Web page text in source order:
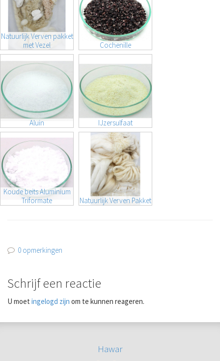
Natuurlijk Verven pakket
met Vezel
Cochenille
Aluin IJzersulfaat
Koude beits Aluminium
Triformate
Natuurlijk Verven Pakket
0 opmerkingen
Schrijf een reactie
U moet ingelogd zijn om te kunnen reageren.
Hawar